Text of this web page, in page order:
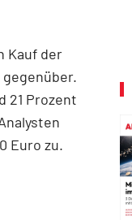
Kauf der
21 Prozent
Euro zu.